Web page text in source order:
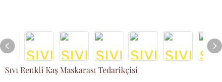
Sıvı Renkli Kaş Maskarası Tedarikçisi